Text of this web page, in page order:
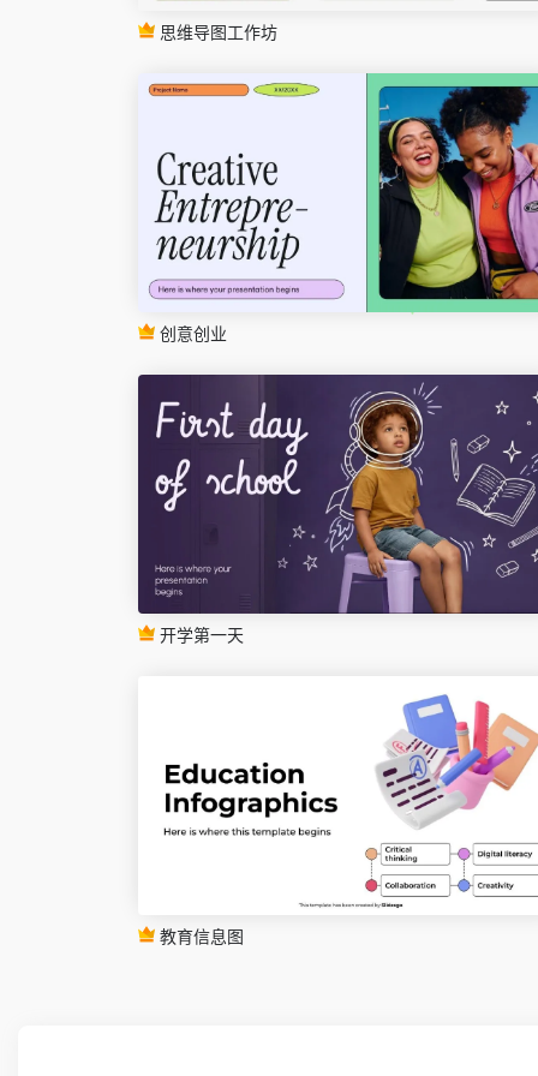
思维导图工作坊
创意创业
开学第一天
教育信息图